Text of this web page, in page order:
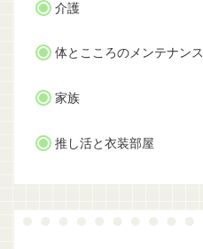
介護
体とこころのメンテナンス
家族
推し活と衣装部屋